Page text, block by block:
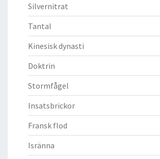
Silvernitrat
Tantal
Kinesisk dynasti
Doktrin
Stormfågel
Insatsbrickor
Fransk flod
Isränna